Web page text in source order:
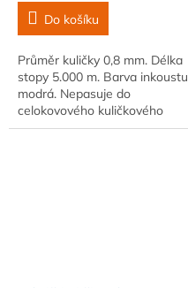
Do košíku
Průměr kuličky 0,8 mm. Délka
stopy 5.000 m. Barva inkoustu
modrá. Nepasuje do
celokovového kuličkového
pera AB2118